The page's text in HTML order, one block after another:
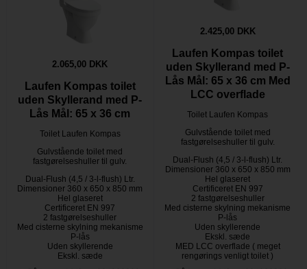
2.065,00 DKK
Laufen Kompas toilet
uden Skyllerand med P-
Lås Mål: 65 x 36 cm
Toilet Laufen Kompas
Gulvstående toilet med
fastgørelseshuller til gulv.
Dual-Flush (4,5 / 3-l-flush) Ltr.
Dimensioner 360 x 650 x 850 mm
Hel glaseret
Certificeret EN 997
2 fastgørelseshuller
Med cisterne skylning mekanisme
P-lås
Uden skyllerende
Ekskl. sæde
2.425,00 DKK
Laufen Kompas toilet
uden Skyllerand med P-
Lås Mål: 65 x 36 cm Med
LCC overflade
Toilet Laufen Kompas
Gulvstående toilet med
fastgørelseshuller til gulv.
Dual-Flush (4,5 / 3-l-flush) Ltr.
Dimensioner 360 x 650 x 850 mm
Hel glaseret
Certificeret EN 997
2 fastgørelseshuller
Med cisterne skylning mekanisme
P-lås
Uden skyllerende
Ekskl. sæde
MED LCC overflade ( meget
rengørings venligt toilet )